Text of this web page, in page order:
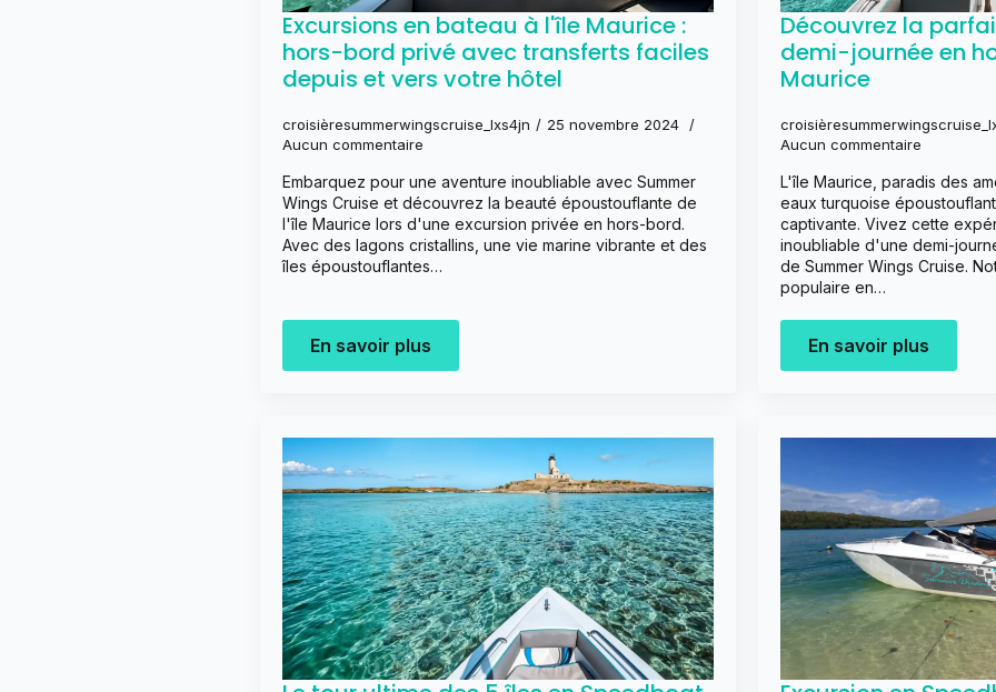
Excursions en bateau à l'île Maurice :
hors-bord privé avec transferts faciles
depuis et vers votre hôtel
croisièresummerwingscruise_lxs4jn
25 novembre 2024
Aucun commentaire
Embarquez pour une aventure inoubliable avec Summer
Wings Cruise et découvrez la beauté époustouflante de
l'île Maurice lors d'une excursion privée en hors-bord.
Avec des lagons cristallins, une vie marine vibrante et des
îles époustouflantes…
En savoir plus
Découvrez la
demi-journée en
Maurice
Aucun commentaire
L'île Maurice, paradis des
eaux turquoise
captivante. Vivez cette
inoubliable d'une demi-
de Summer Wings Cruise.
populaire en…
En savoir plus